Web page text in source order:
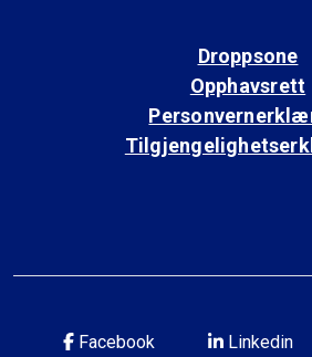
Droppsone
Opphavsrett
Facebook Linkedin